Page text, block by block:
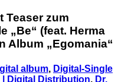
Teaser zum
„Be“ (feat. Herma
Album „Egomania“
album, Digital-Single
| Digital Distribution, Dr.